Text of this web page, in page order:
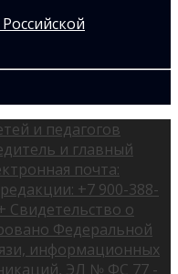
и педагогов
и главный
почта:
+7 900-388-
Свидетельство о
Федеральной
информационных
ЭЛ № ФС 77 -